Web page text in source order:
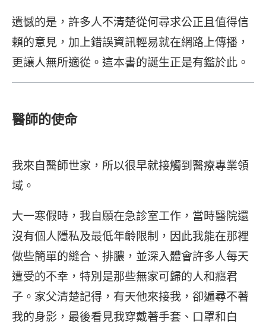
遺憾的是，許多人不清楚從何尋求公正且值得信
賴的意見，加上錯誤資訊輕易就在網路上傳播，
更讓人無所適從。這本書的誕生正是有鑑於此。
醫師的使命
我來自醫師世家，所以很早就接觸到醫療專業領
域。
大一寒假時，我自願在急診室工作，當時醫院還
沒有個人隱私及最低年齡限制，因此我能在那裡
做些簡單的縫合、排膿，並深入體會許多人每天
遭受的不幸，特別是那些無家可歸的人和癮君
子。家父清楚記得，有天他來接我，卻遍尋不著
我的身影，最後看見我穿戴著手套、口罩和白